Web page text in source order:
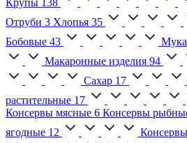
Крупы 138
Отруби 3 Хлопья 35
Бобовые 43 Мука
Макаронные изделия 94
Сахар 17
растительные 17
Консервы мясные 6 Консервы
ягодные 12